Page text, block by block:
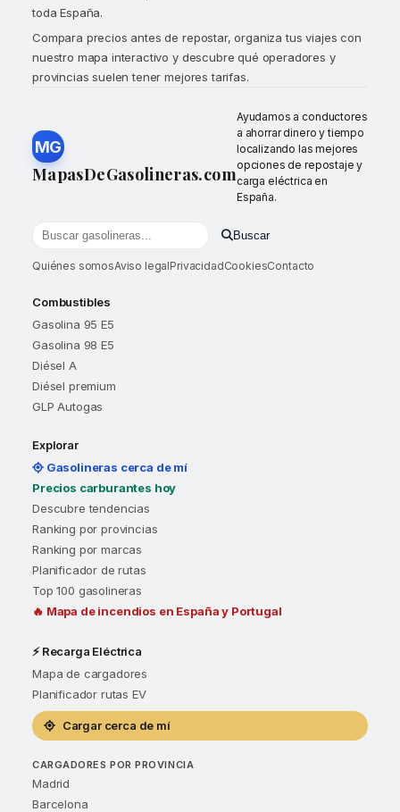
toda España.
Compara precios antes de repostar, organiza tus viajes con
nuestro mapa interactivo y descubre qué operadores y
provincias suelen tener mejores tarifas.
MG
MapasDeGasolineras.com
Ayudamos a conductores
a ahorrar dinero y tiempo
localizando las mejores
opciones de repostaje y
carga eléctrica en
España.
Buscar gasolineras por localidad o provincia
Buscar
Quiénes somosAviso legalPrivacidadCookiesContacto
Combustibles
Gasolina 95 E5
Gasolina 98 E5
Diésel A
Diésel premium
GLP Autogas
Explorar
Gasolineras cerca de mí
Precios carburantes hoy
Descubre tendencias
Ranking por provincias
Ranking por marcas
Planificador de rutas
Top 100 gasolineras
🔥 Mapa de incendios en España y Portugal
⚡ Recarga Eléctrica
Mapa de cargadores
Planificador rutas EV
Cargar cerca de mí
CARGADORES POR PROVINCIA
Madrid
Barcelona